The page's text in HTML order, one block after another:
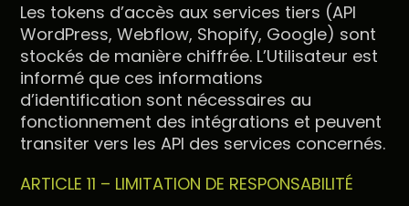
Les tokens d’accès aux services tiers (API
WordPress, Webflow, Shopify, Google) sont
stockés de manière chiffrée. L’Utilisateur est
informé que ces informations
d’identification sont nécessaires au
fonctionnement des intégrations et peuvent
transiter vers les API des services concernés.
ARTICLE 11 – LIMITATION DE RESPONSABILITÉ